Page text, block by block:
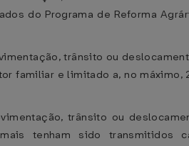
do Programa de Reforma
trânsito ou
familiar e limitado a, no máximo,
trânsito ou
tenham sido transmitidos